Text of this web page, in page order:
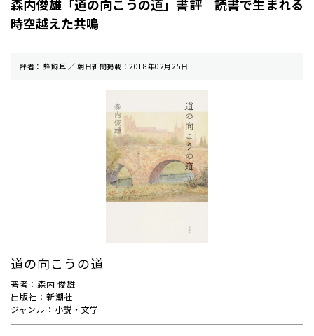
森内俊雄「道の向こうの道」書評 読書で生まれる
時空越えた共鳴
評者： 蜂飼耳 ／ 朝⽇新聞掲載：2018年02月25日
道の向こうの道
著者：森内 俊雄
出版社：新潮社
ジャンル：小説・文学